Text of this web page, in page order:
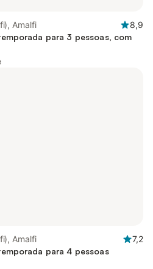
Amalfi
8,9
para 3 pessoas, com
Amalfi
7,2
para 4 pessoas